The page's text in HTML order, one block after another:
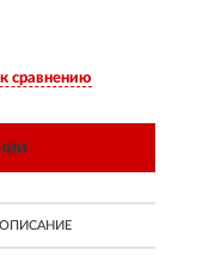
сравнению
ОПИСАНИЕ